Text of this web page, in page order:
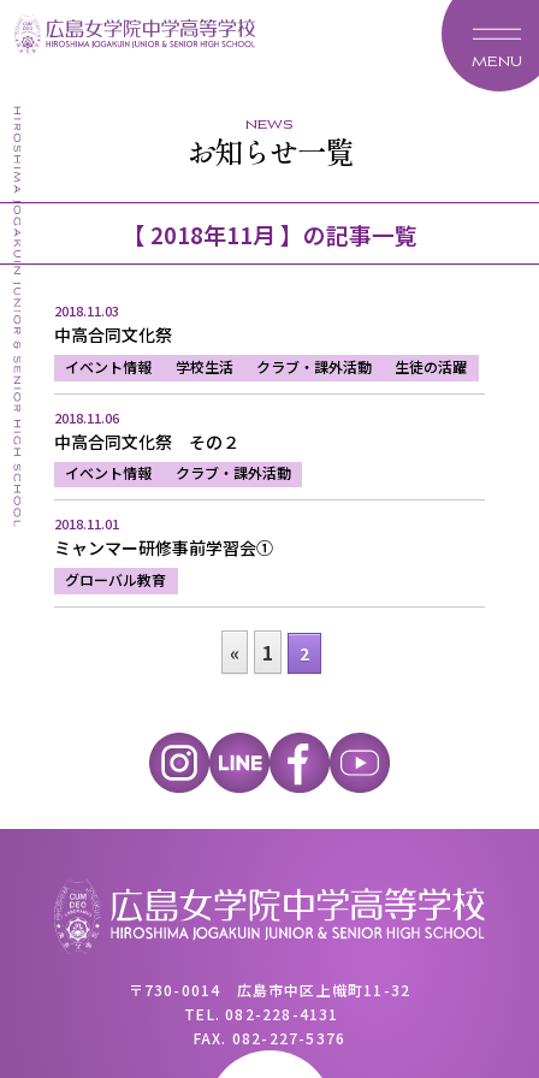
MENU
news
お知らせ一覧
【 2018年11月 】の記事一覧
2018.11.03
中高合同文化祭
イベント情報 学校生活 クラブ・課外活動 生徒の活躍
2018.11.06
中高合同文化祭 その２
イベント情報 クラブ・課外活動
2018.11.01
ミャンマー研修事前学習会➀
グローバル教育
« 1 2
〒730-0014 広島市中区上幟町11-32
TEL.082-228-4131
FAX. 082-227-5376